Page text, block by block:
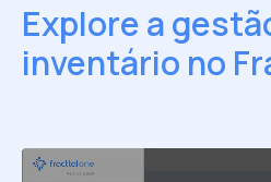
Explore a
inventário no